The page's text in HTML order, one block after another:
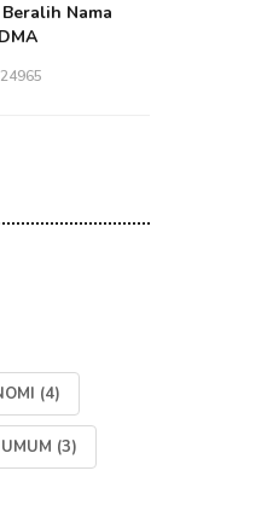
Nama
24965
(4)
(3)